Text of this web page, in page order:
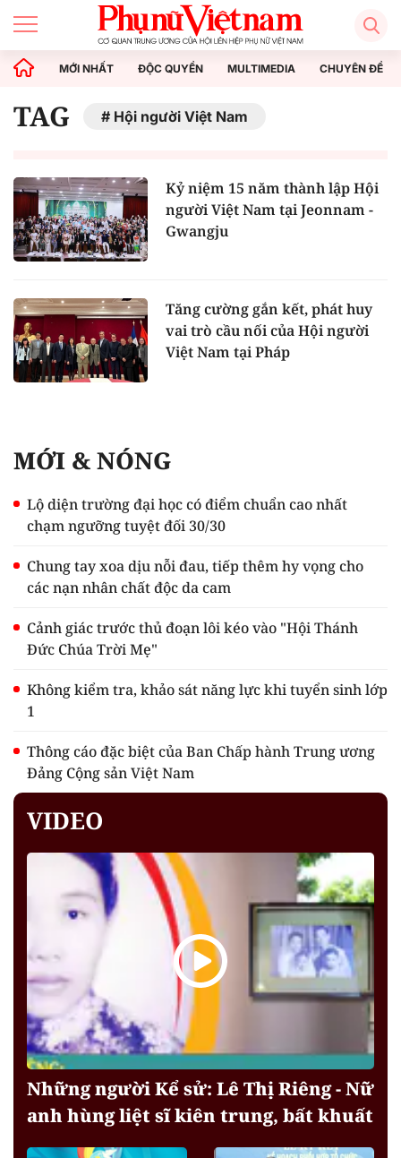
MỚI NHẤT ĐỘC QUYỀN MULTIMEDIA CHUYÊN ĐỀ
TAG Hội người Việt Nam
Kỷ niệm 15 năm thành lập Hội
người Việt Nam tại Jeonnam -
Gwangju
Tăng cường gắn kết, phát huy
vai trò cầu nối của Hội người
Việt Nam tại Pháp
MỚI & NÓNG
Lộ diện trường đại học có điểm chuẩn cao nhất
chạm ngưỡng tuyệt đối 30/30
Chung tay xoa dịu nỗi đau, tiếp thêm hy vọng cho
các nạn nhân chất độc da cam
Cảnh giác trước thủ đoạn lôi kéo vào "Hội Thánh
Đức Chúa Trời Mẹ"
Không kiểm tra, khảo sát năng lực khi tuyển sinh lớp
1
Thông cáo đặc biệt của Ban Chấp hành Trung ương
Đảng Cộng sản Việt Nam
VIDEO
Những người Kể sử: Lê Thị Riêng - Nữ
anh hùng liệt sĩ kiên trung, bất khuất